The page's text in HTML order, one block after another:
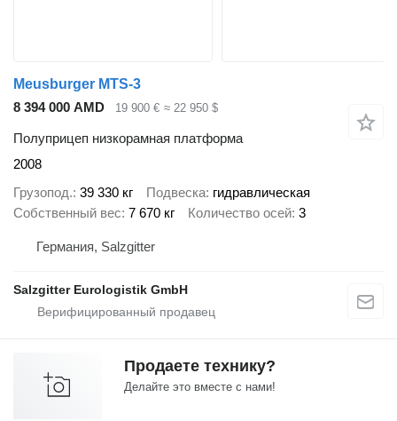
Meusburger MTS-3
8 394 000 AMD
19 900 € ≈ 22 950 $
Полуприцеп низкорамная платформа
2008
Грузопод. 39 330 кг Подвеска гидравлическая
Собственный вес 7 670 кг Количество осей 3
Германия, Salzgitter
Salzgitter Eurologistik GmbH
Продаете технику?
Делайте это вместе с нами!